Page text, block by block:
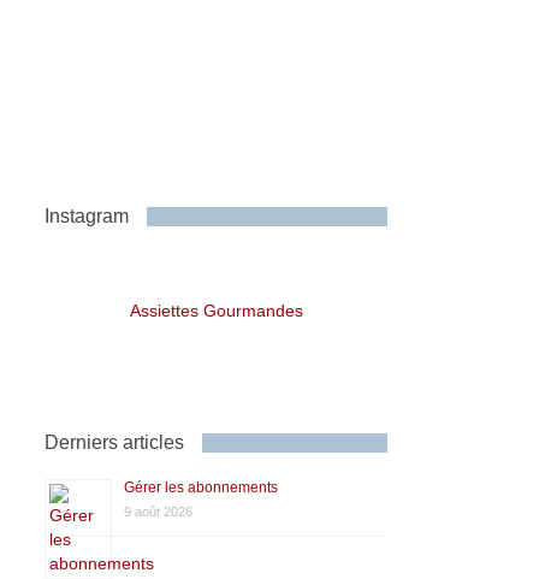
Instagram
Assiettes Gourmandes
Derniers articles
Gérer les abonnements
9 août 2026